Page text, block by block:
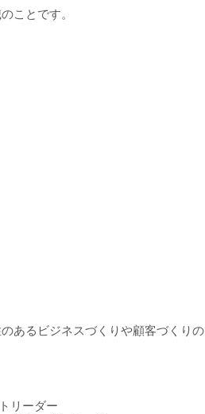
ことです。
あるビジネスづくりや顧客づくりの
リーダー